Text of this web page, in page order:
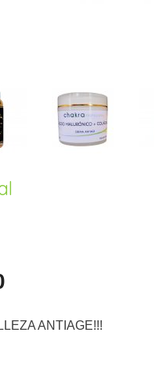
ANTIAGE!!!